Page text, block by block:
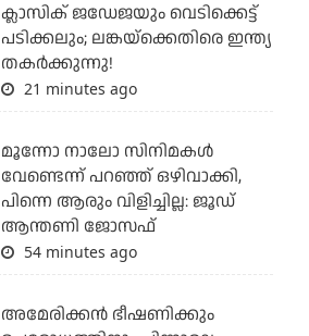
ക്ലാസിക് ജഡേജയും വെടിക്കെട്ട്
പടിക്കലും; ലങ്കയ്‌ക്കെതിരെ ഇന്ത്യ
തകര്‍ക്കുന്നു!
21 minutes ago
മൂന്നോ നാലോ സിനിമകൾ
വേണ്ടെന്ന് പറഞ്ഞ് ഒഴിവാക്കി,
പിന്നെ ആരും വിളിച്ചില്ല: ജൂഡ്
ആന്തണി ജോസഫ്
54 minutes ago
അമേരിക്കന്‍ ഭീഷണിക്കും